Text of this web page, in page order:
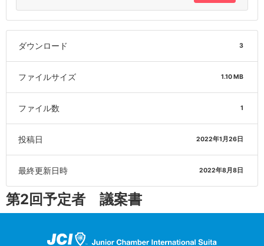
ダウンロード 3
ファイルサイズ 1.10 MB
ファイル数 1
投稿日 2022年1月26日
最終更新日時 2022年8月8日
第2回予定者 議案書